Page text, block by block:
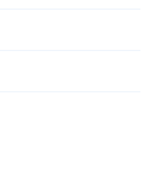
tarafından yaratılmıştır.
oyunları da var:
ücretsiz oynayabilirim?
ücretsiz oynayabilirsiniz.
cihazlarda ve
miyim?